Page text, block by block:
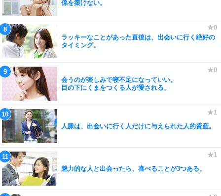
係を築けない。
ラッキーなことがあった直後は、出会いに行く絶好の
タイミング。
会うのが楽しみで寝不足になっていい。
目の下にくまをつくる人が愛される。
人脈は、出会いに行く人だけに与えられた人的資産。
魅力的な人と出会ったら、喜べることが3つある。